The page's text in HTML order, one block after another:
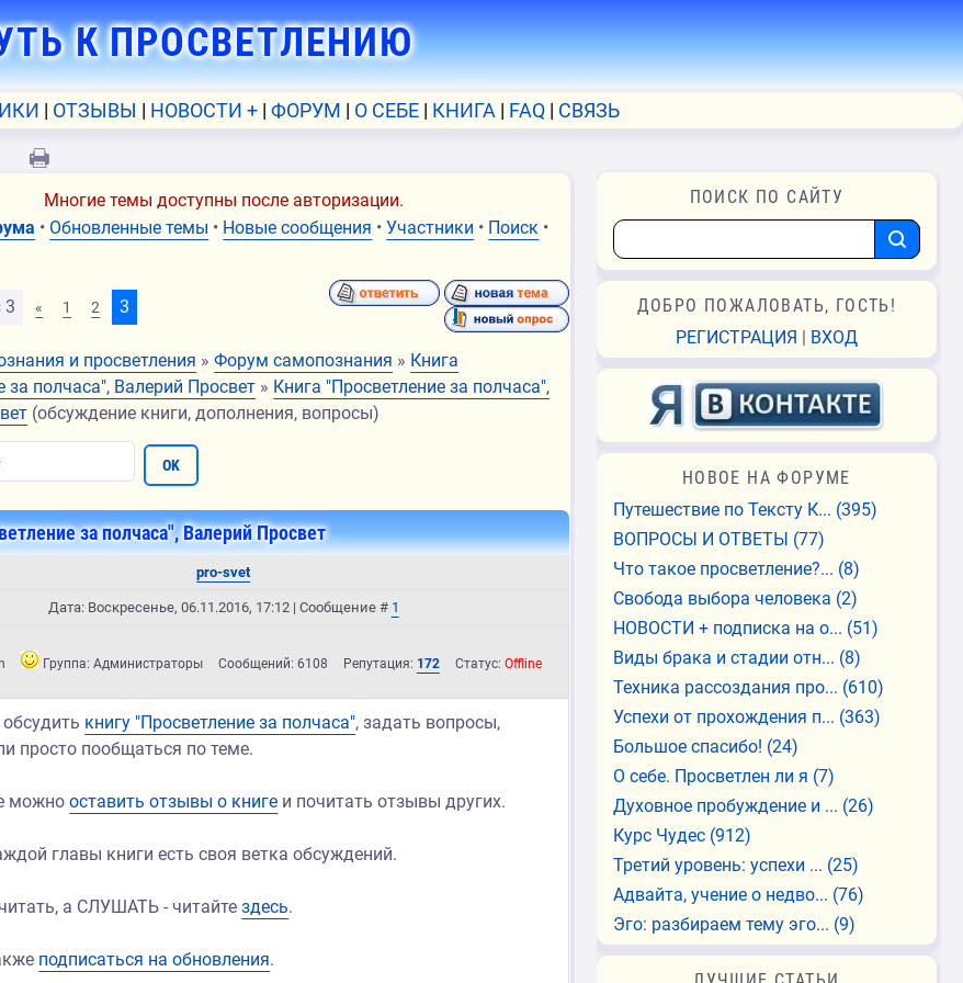
К ПРОСВЕТЛЕНИЮ
ОТЗЫВЫ НОВОСТИ + ФОРУМ О СЕБЕ КНИГА FAQ СВЯЗЬ
🖨
Многие темы доступны после авторизации.
• Обновленные темы • Новые сообщения •Участники • Поиск •
3 « 1 2 3
и просветления » Форум самопознания » Книга
за полчаса", Валерий Просвет » Книга "Просветление за полчаса",
(обсуждение книги, дополнения, вопросы)
за полчаса", Валерий Просвет
pro-svet
Дата: Воскресенье, 06.11.2016, 17:12 | Сообщение # 1
Группа: Администраторы Сообщений: 6108 Репутация: 172 Статус: Offline
книгу "Просветление за полчаса", задать вопросы,
просто пообщаться по теме.
можнооставить отзывы о книге и почитать отзывы других.
главы книги есть своя ветка обсуждений.
а СЛУШАТЬ - читайтездесь.
подписаться на обновления.
ПОИСК ПО САЙТУ
ДОБРО ПОЖАЛОВАТЬ, ГОСТЬ!
РЕГИСТРАЦИЯ | ВХОД
НОВОЕ НА ФОРУМЕ
Путешествие по Тексту К... (395)
ВОПРОСЫ И ОТВЕТЫ (77)
Что такое просветление?... (8)
Свобода выбора человека (2)
НОВОСТИ + подписка на о... (51)
Виды брака и стадии отн... (8)
Техника рассоздания про... (610)
Успехи от прохождения п... (363)
Большое спасибо! (24)
О себе. Просветлен ли я (7)
Духовное пробуждение и ... (26)
Курс Чудес (912)
Третий уровень: успехи ... (25)
Адвайта, учение о недво... (76)
Эго: разбираем тему эго... (9)